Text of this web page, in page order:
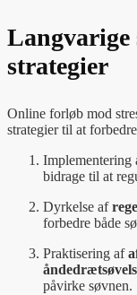
Langvarige
strategier
Online forløb mod
strategier til at
Implementering
bidrage til at
Dyrkelse af
forbedre både
Praktisering af
påvirke søvnen.